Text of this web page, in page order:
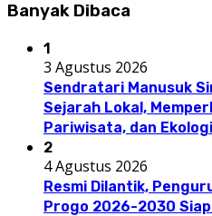
Banyak Dibaca
1
3 Agustus 2026
Sendratari Manusuk
Sejarah Lokal,
Pariwisata, dan
2
4 Agustus 2026
Resmi Dilantik,
Progo 2026-2030